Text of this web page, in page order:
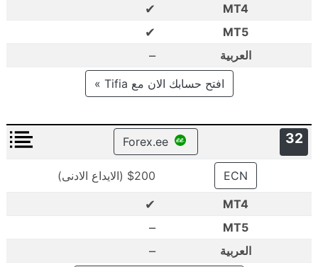
MT4
✔
MT5
✔
العربية –
افتح حسابك الان مع Tifia »
32
ECN
$200 (الايداع الادنى)
MT4
✔
MT5
–
العربية –